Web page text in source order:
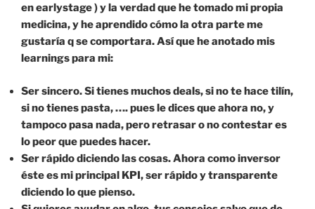
en earlystage ) y la verdad que he tomado mi propia
medicina, y he aprendido cómo la otra parte me
gustaría q se comportara. Así que he anotado mis
learnings para mi:
Ser sincero. Si tienes muchos deals, si no te hace tilín,
si no tienes pasta, …. pues le dices que ahora no, y
tampoco pasa nada, pero retrasar o no contestar es
lo peor que puedes hacer.
Ser rápido diciendo las cosas. Ahora como inversor
éste es mi principal KPI, ser rápido y transparente
diciendo lo que pienso.